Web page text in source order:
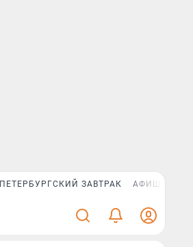
ПЕТЕРБУРГСКИЙ ЗАВТРАК АФИША PLUS